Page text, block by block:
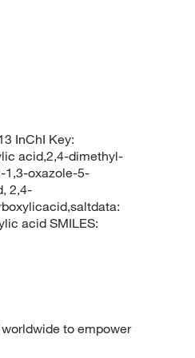
InChI Key:
acid,2,4-dimethyl-
1,3-oxazole-5-
2,4-
acid SMILES:
to empower